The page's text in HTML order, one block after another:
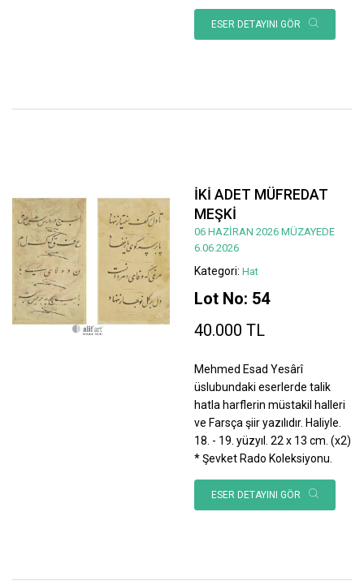
ESER DETAYINI GÖR
İKİ ADET MÜFREDAT
MEŞKİ
06 HAZİRAN 2026 MÜZAYEDE
6.06.2026
Kategori: Hat
Lot No: 54
40.000 TL
Mehmed Esad Yesârî
üslubundaki eserlerde talik
hatla harflerin müstakil halleri
ve Farsça şiir yazılıdır. Haliyle.
18. - 19. yüzyıl. 22 x 13 cm. (x2)
* Şevket Rado Koleksiyonu.
ESER DETAYINI GÖR